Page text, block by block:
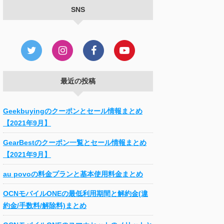
SNS
最近の投稿
Geekbuyingのクーポンとセール情報まとめ
【2021年9月】
GearBestのクーポン一覧とセール情報まとめ
【2021年9月】
au povoの料金プランと基本使用料金まとめ
OCNモバイルONEの最低利用期間と解約金(違
約金/手数料/解除料)まとめ